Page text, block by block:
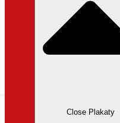
Close Plakaty